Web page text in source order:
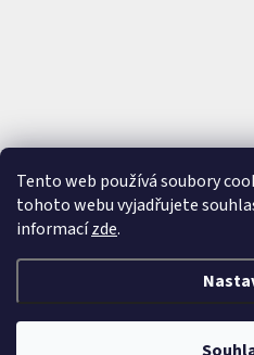
Tento web používá soubory
tohoto webu vyjadřujete
informacízde.